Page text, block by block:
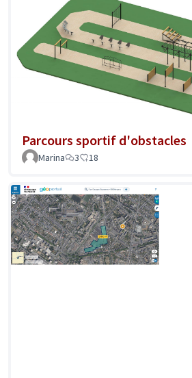
Parcours sportif d'obstacles
Marina
3 18